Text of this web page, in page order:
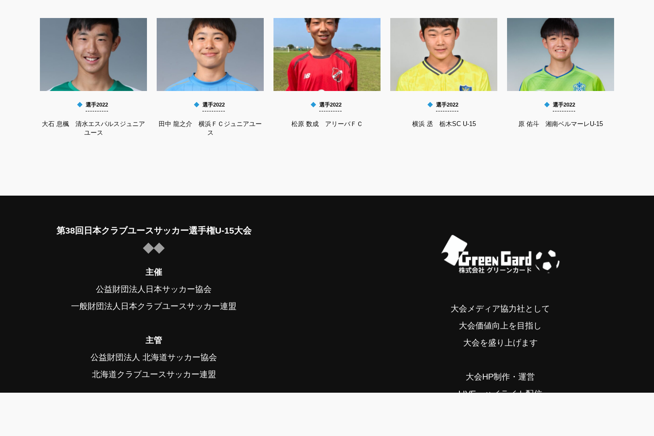
選手2022
大石 息楓 清水エスパルスジュニア
ユース
選手2022
田中 龍之介 横浜ＦＣジュニアユー
ス
選手2022
松原 数成 アリーバＦＣ
選手2022
横浜 丞 栃木SC U-15
選手2022
原 佑斗 湘南ベルマーレU-15
第38回日本クラブユースサッカー選手権U-15大会
主催
公益財団法人日本サッカー協会
一般財団法人日本クラブユースサッカー連盟
主管
公益財団法人 北海道サッカー協会
北海道クラブユースサッカー連盟
大会メディア協力社として
大会価値向上を目指し
大会を盛り上げます
大会HP制作・運営
LIVE・ハイライト配信